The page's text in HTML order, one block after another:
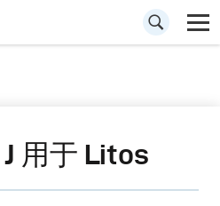
用于 Litos